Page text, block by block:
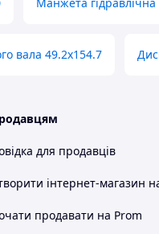
вала 49.2х154.7
для продавців
інтернет-магазин
продавати на Prom